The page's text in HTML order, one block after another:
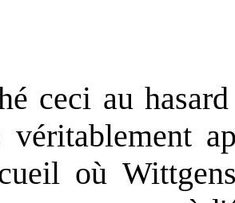
ceci au
véritablement
où